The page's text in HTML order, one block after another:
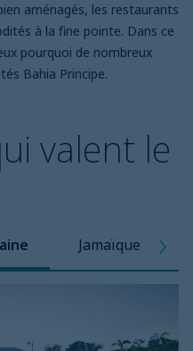
aménagés, les restaurants
à la fine pointe. Dans ce
pourquoi de nombreux
Bahia Principe.
valent le
Jamaïque